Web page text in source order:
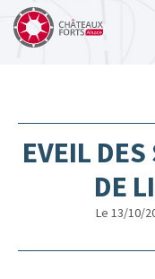
EVEIL
DE
Le 13/10/